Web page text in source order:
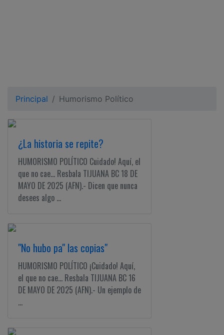
Principal Humorismo Político
¿La historia se repite?
HUMORISMO POLÍTICO Cuidado! Aquí, el
que no cae... Resbala TIJUANA BC 18 DE
MAYO DE 2025 (AFN).- Dicen que nunca
desees algo ...
"No hubo pa" las copias"
HUMORISMO POLÍTICO ¡Cuidado! Aquí,
el que no cae... Resbala TIJUANA BC 16
DE MAYO DE 2025 (AFN).- Un ejemplo de
...